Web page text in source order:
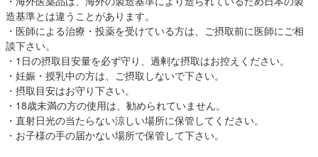
造基準とは違うことがあります。
・医師による治療・投薬を受けている方は、ご摂取前に医師にご相
談下さい。
・1日の摂取目安量を必ず守り、過剰な摂取はお控えください。
・妊娠・授乳中の方は、ご摂取しないで下さい。
・摂取目安はお守り下さい。
・18歳未満の方の使用は、勧められていません。
・直射日光の当たらない涼しい場所に保管してください。
・お子様の手の届かない場所で保管して下さい。